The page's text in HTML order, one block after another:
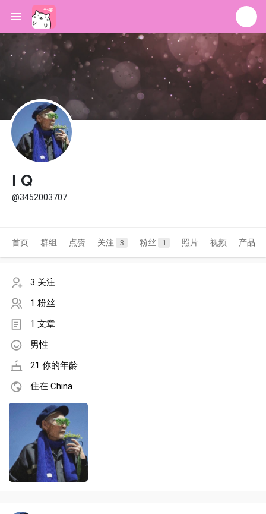
I Q
@3452003707
首页 群组 点赞 关注 3 粉丝 1 照片 视频 产品
3 关注
1 粉丝
1 文章
男性
21 你的年龄
住在 China